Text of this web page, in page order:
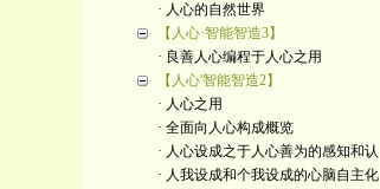
· 人心的自然世界
【人心·智能智造3】
· 良善人心编程于人心之用
【人心'智能智造2】
· 人心之用
· 全面向人心构成概览
· 人心设成之于人心善为的感知和认
· 人我设成和个我设成的心脑自主化